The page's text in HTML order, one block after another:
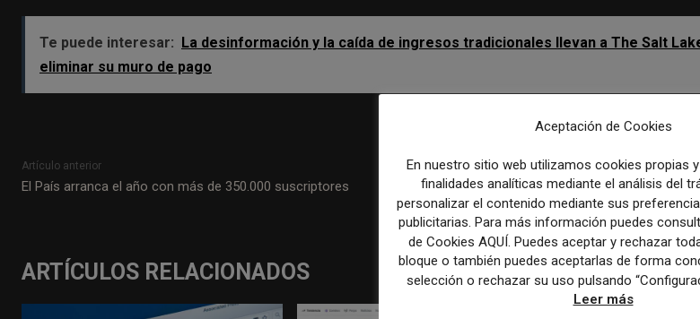
Te puede interesar: La desinformación y la caída de ingresos tradicionales llevan a The Salt
eliminar su muro de pago
Artículo anterior
El País arranca el año con más de 350.000 suscriptores
Cesan las actualizaciones y deja de
español «La
ARTÍCULOS RELACIONADOS
Aceptación de Cookies
En nuestro sitio web utilizamos cookies propias
finalidades analíticas mediante el análisis del
personalizar el contenido mediante sus
publicitarias. Para más información puedes
de Cookies AQUÍ. Puedes aceptar y rechazar
bloque o también puedes aceptarlas de forma
selección o rechazar su uso pulsando
Leer más